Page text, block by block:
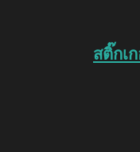
สติ๊กเ